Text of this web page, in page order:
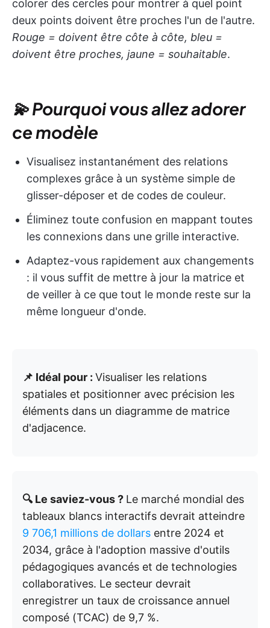
colorer des cercles pour montrer à quel point
deux points doivent être proches l'un de l'autre.
Rouge = doivent être côte à côte, bleu =
doivent être proches, jaune = souhaitable.
💫 Pourquoi vous allez adorer
ce modèle
Visualisez instantanément des relations
complexes grâce à un système simple de
glisser-déposer et de codes de couleur.
Éliminez toute confusion en mappant toutes
les connexions dans une grille interactive.
Adaptez-vous rapidement aux changements
: il vous suffit de mettre à jour la matrice et
de veiller à ce que tout le monde reste sur la
même longueur d'onde.
📌 Idéal pour : Visualiser les relations
spatiales et positionner avec précision les
éléments dans un diagramme de matrice
d'adjacence.
🔍 Le saviez-vous ? Le marché mondial des
tableaux blancs interactifs devrait atteindre
9 706,1 millions de dollars entre 2024 et
2034, grâce à l'adoption massive d'outils
pédagogiques avancés et de technologies
collaboratives. Le secteur devrait
enregistrer un taux de croissance annuel
composé (TCAC) de 9,7 %.